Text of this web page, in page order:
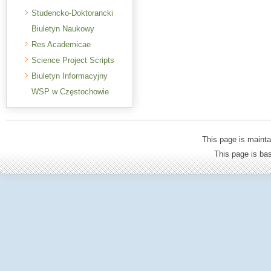
Studencko-Doktorancki
Biuletyn Naukowy
Res Academicae
Science Project Scripts
Biuletyn Informacyjny
WSP w Częstochowie
This page is
This page is